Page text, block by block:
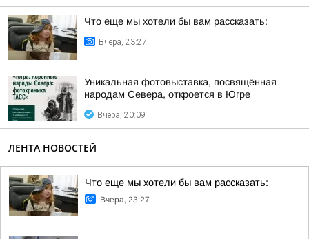
Что еще мы хотели бы вам рассказать:
Вчера, 23:27
Уникальная фотовыставка, посвящённая
народам Севера, откроется в Югре
Вчера, 20:09
ЛЕНТА НОВОСТЕЙ
Что еще мы хотели бы вам рассказать:
Вчера, 23:27